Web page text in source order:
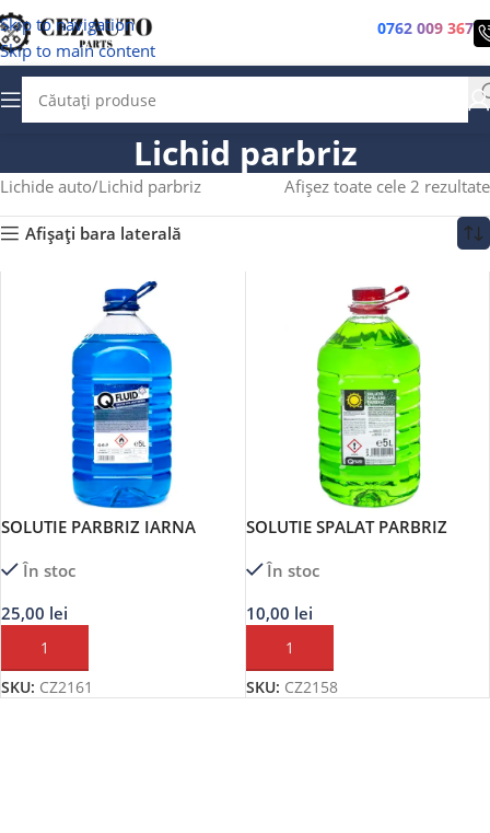
Skip to navigation
Skip to main content
0762 009 367
Lichid parbriz
Lichide auto Lichid parbriz Afișez toate cele 2 rezultate
Afișați bara laterală
SOLUTIE PARBRIZ IARNA
În stoc
25,00 lei
ADAUGĂ ÎN COȘ
SKU: CZ2161
SOLUTIE SPALAT PARBRIZ
În stoc
10,00 lei
ADAUGĂ ÎN COȘ
SKU: CZ2158